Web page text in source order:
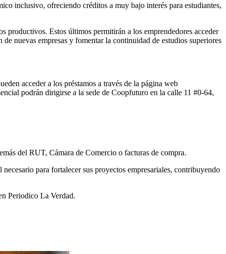
inclusivo, ofreciendo créditos a muy bajo interés para estudiantes,
productivos. Estos últimos permitirán a los emprendedores acceder
nuevas empresas y fomentar la continuidad de estudios superiores
acceder a los préstamos a través de la página web
podrán dirigirse a la sede de Coopfuturo en la calle 11 #0-64,
del RUT, Cámara de Comercio o facturas de compra.
para fortalecer sus proyectos empresariales, contribuyendo
Periodico La Verdad.